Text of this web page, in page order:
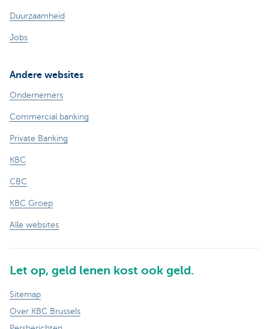
Duurzaamheid
Jobs
Andere websites
Ondernemers
Commercial banking
Private Banking
KBC
CBC
KBC Groep
Alle websites
Let op, geld lenen kost ook geld.
Sitemap
Over KBC Brussels